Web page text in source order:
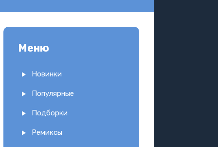
Меню
Новинки
Популярные
Подборки
Ремиксы